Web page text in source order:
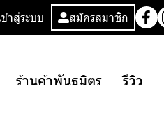
ข้าสู่ระบบ สมัครสมาชิก
ร้านค้าพันธมิตร รีวิว